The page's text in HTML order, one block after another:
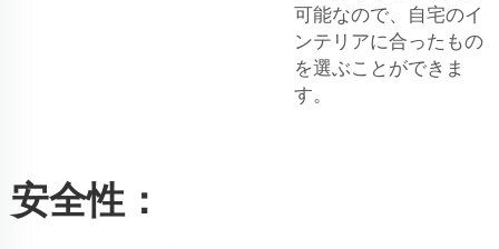
可能なので、自宅のイ
ンテリアに合ったもの
を選ぶことができま
す。
安全性：